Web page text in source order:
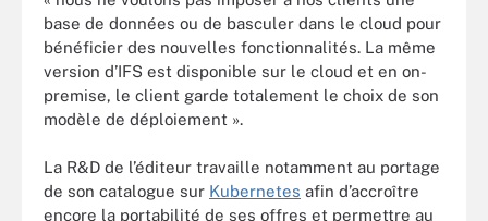
base de données ou de basculer dans le cloud pour
bénéficier des nouvelles fonctionnalités. La même
version d’IFS est disponible sur le cloud et en on-
premise, le client garde totalement le choix de son
modèle de déploiement ».
La R&D de l’éditeur travaille notamment au portage
de son catalogue sur Kubernetes afin d’accroître
encore la portabilité de ses offres et permettre au